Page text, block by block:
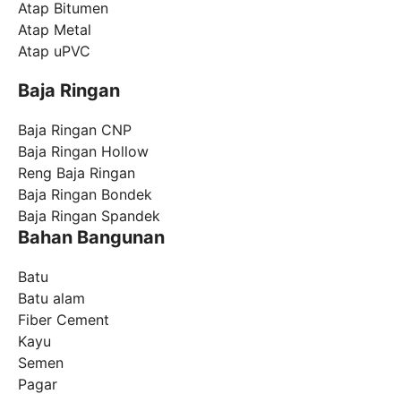
Atap Bitumen
Atap Metal
Atap uPVC
Baja Ringan
Baja Ringan CNP
Baja Ringan Hollow
Reng Baja Ringan
Baja Ringan Bondek
Baja Ringan Spandek
Bahan Bangunan
Batu
Batu alam
Fiber Cement
Kayu
Semen
Pagar